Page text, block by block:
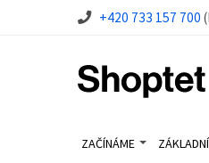
+420 733 157 700
ZAČÍNÁME